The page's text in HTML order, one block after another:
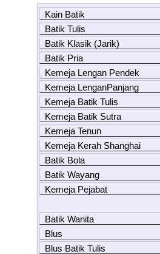
Kain Batik
Batik Tulis
Batik Klasik (Jarik)
Batik Pria
Kemeja Lengan Pendek
Kemeja LenganPanjang
Kemeja Batik Tulis
Kemeja Batik Sutra
Kemeja Tenun
Kemeja Kerah Shanghai
Batik Bola
Batik Wayang
Kemeja Pejabat
Batik Wanita
Blus
Blus Batik Tulis